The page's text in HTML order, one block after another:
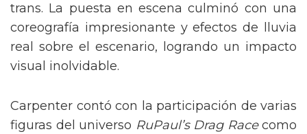
trans. La puesta en escena culminó con una
coreografía impresionante y efectos de lluvia
real sobre el escenario, logrando un impacto
visual inolvidable.
Carpenter contó con la participación de varias
figuras del universo RuPaul’s Drag Racecomo